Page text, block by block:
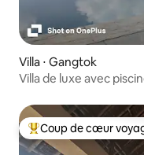
Villa ⋅ Gangtok
Villa de luxe avec
Coups de cœur
Coup de cœur